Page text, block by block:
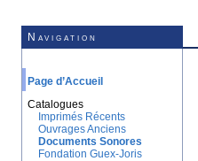
Navigation
Page d’Accueil
Catalogues
Imprimés Récents
Ouvrages Anciens
Documents Sonores
Fondation Guex-Joris